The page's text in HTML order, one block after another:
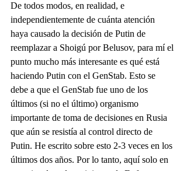
De todos modos, en realidad, e
independientemente de cuánta atención
haya causado la decisión de Putin de
reemplazar a Shoigú por Belusov, para mí el
punto mucho más interesante es qué está
haciendo Putin con el GenStab. Esto se
debe a que el GenStab fue uno de los
últimos (si no el último) organismo
importante de toma de decisiones en Rusia
que aún se resistía al control directo de
Putin. He escrito sobre esto 2-3 veces en los
últimos dos años. Por lo tanto, aquí solo en